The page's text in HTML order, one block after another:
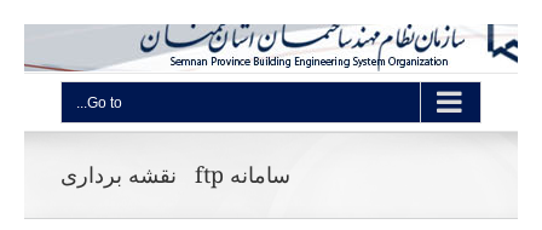
Go to...
سامانه ftp نقشه برداری